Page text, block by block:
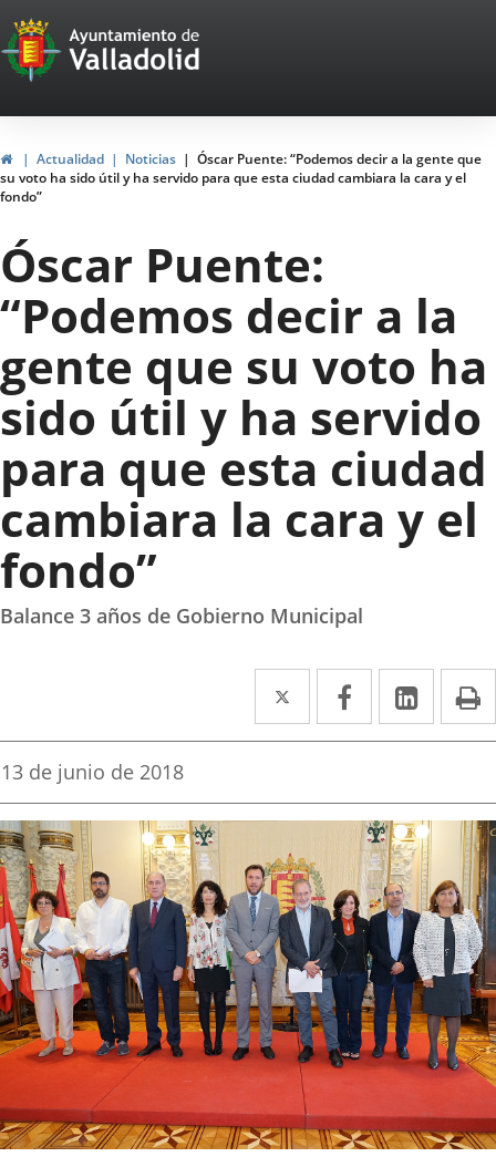
Portal
Web
del
Ayuntamiento
de
Valladolid
HomeActualidad Noticias
Óscar Puente: “Podemos decir a la gente que
su voto ha sido útil y ha servido para que esta ciudad cambiara la cara y el
fondo”
Óscar Puente:
“Podemos decir a la
gente que su voto ha
sido útil y ha servido
para que esta ciudad
cambiara la cara y el
fondo”
Balance 3 años de Gobierno Municipal
Twitter
Enlace
a
aplicación
externa.
Facebook
Enlace
a
aplicación
externa.
Enlace
a
Fecha
la
noticia
13 de junio de 2018